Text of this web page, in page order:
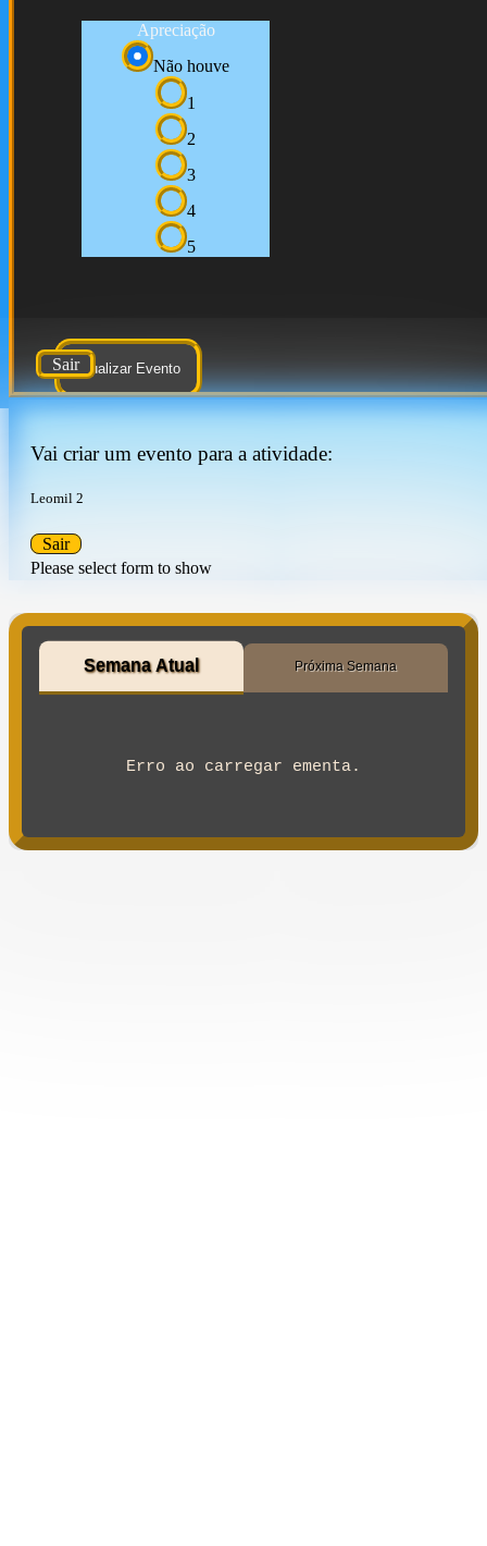
Apreciação
Não houve
1
2
3
4
5
Atualizar Evento
Sair
Vai criar um evento para a atividade:
Leomil 2
Please select form to show
Sair
Semana Atual Próxima Semana
Erro ao carregar ementa.